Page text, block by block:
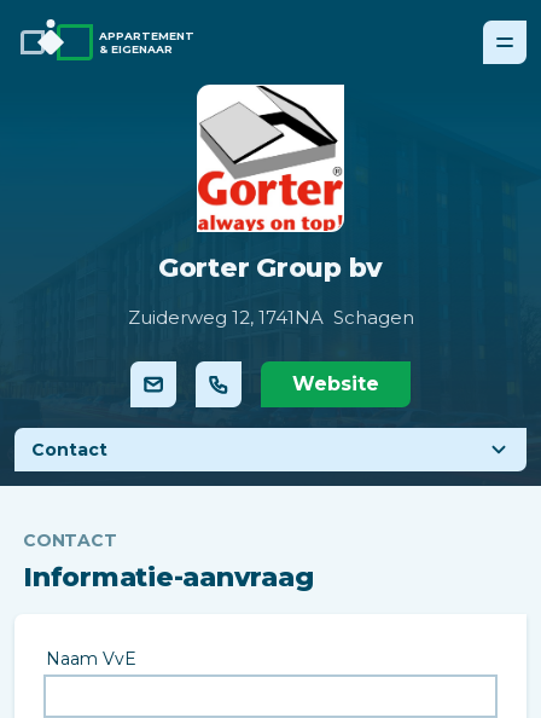
APPARTEMENT
& EIGENAAR
Gorter Group bv
Zuiderweg 12, 1741NA Schagen
Website
Contact
CONTACT
Informatie-aanvraag
Naam VvE